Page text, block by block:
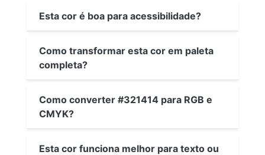
Esta cor é boa para acessibilidade?
Como transformar esta cor em paleta
completa?
Como converter #321414 para RGB e
CMYK?
Esta cor funciona melhor para texto ou